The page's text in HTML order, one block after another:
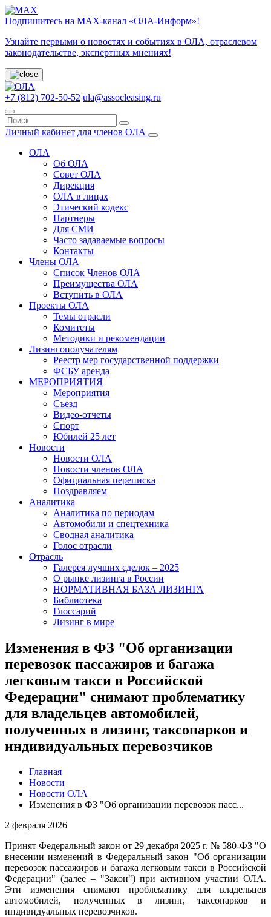
Подпишитесь на МАХ-канал «ОЛА-Информ»!
Узнайте первыми о новостях и событиях в ОЛА, отраслевом
законодательстве, экспертных мнениях!
+7 (812) 702-50-52 ula@assocleasing.ru
Личный кабинет для членов ОЛА
ОЛА
Об ОЛА
Совет ОЛА
Дирекция
ОЛА в лицах
Этический кодекс
Партнеры
Для СМИ
Часто задаваемые вопросы
Контакты
Члены ОЛА
Список Членов ОЛА
Преимущества ОЛА
Вступить в ОЛА
Проекты ОЛА
Темы отрасли
Комитеты
Методики и рекомендации
Лизингополучателям
Реестр мер государственной поддержки
ФСБУ аренда
МЕРОПРИЯТИЯ
Мероприятия
Съезд
Видео-отчеты
Спорт
Юбилей 25 лет
Новости
Новости ОЛА
Новости членов ОЛА
Официальная переписка
Поздравляем
Аналитика
Аналитика по периодам
Автомобили и спецтехника
Сводная аналитика
Голос отрасли
Отрасль
Галерея лучших сделок – 2025
О рынке лизинга в России
НОРМАТИВНАЯ БАЗА ЛИЗИНГА
Библиотека
Глоссарий
Лизинг в мире
Изменения в ФЗ "Об организации
перевозок пассажиров и багажа
легковым такси в Российской
Федерации" снимают проблематику
для владельцев автомобилей,
полученных в лизинг, таксопарков и
индивидуальных перевозчиков
Главная
Новости
Новости ОЛА
Изменения в ФЗ "Об организации перевозок пасс...
2 февраля 2026
Принят Федеральный закон от 29 декабря 2025 г. № 580-ФЗ "О
внесении изменений в Федеральный закон "Об организации
перевозок пассажиров и багажа легковым такси в Российской
Федерации" (далее – "Закон") при активном участии ОЛА.
Эти изменения снимают проблематику для владельцев
автомобилей, полученных в лизинг, таксопарков и
индивидуальных перевозчиков.